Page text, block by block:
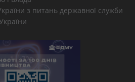
з питань державної служби